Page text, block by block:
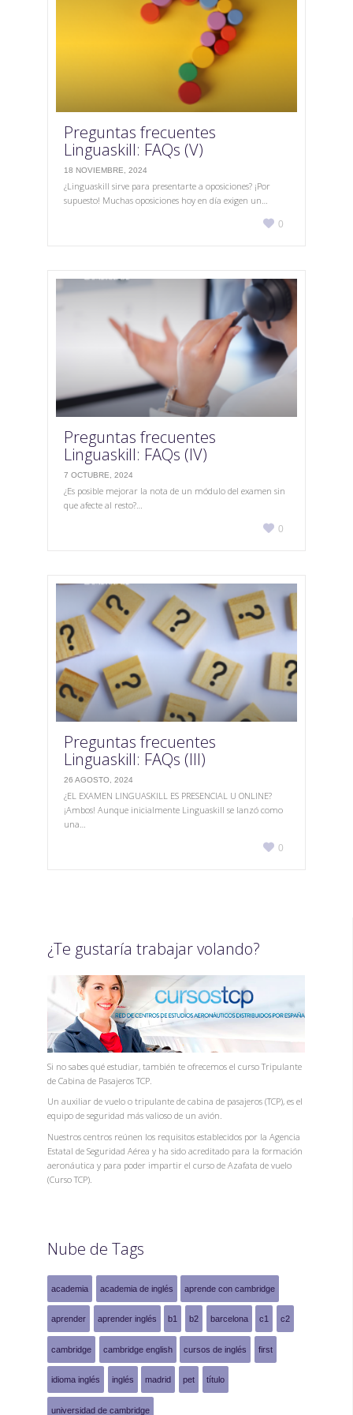
Preguntas frecuentes
Linguaskill: FAQs (V)
18 NOVIEMBRE, 2024
¿Linguaskill sirve para presentarte a oposiciones? ¡Por
supuesto! Muchas oposiciones hoy en día exigen un…
Love
0
Preguntas frecuentes
Linguaskill: FAQs (IV)
7 OCTUBRE, 2024
¿Es posible mejorar la nota de un módulo del examen sin
que afecte al resto?…
Love
0
Preguntas frecuentes
Linguaskill: FAQs (III)
26 AGOSTO, 2024
¿EL EXAMEN LINGUASKILL ES PRESENCIAL U ONLINE?
¡Ambos! Aunque inicialmente Linguaskill se lanzó como
una…
Love
0
¿Te gustaría trabajar volando?
Si no sabes qué estudiar, también te ofrecemos el curso Tripulante
de Cabina de Pasajeros TCP.
Un auxiliar de vuelo o tripulante de cabina de pasajeros (TCP), es el
equipo de seguridad más valioso de un avión.
Nuestros centros reúnen los requisitos establecidos por la Agencia
Estatal de Seguridad Aérea y ha sido acreditado para la formación
aeronáutica y para poder impartir el curso de Azafata de vuelo
(Curso TCP).
Nube de Tags
academia academia de inglés aprende con cambridge
aprender aprender inglés b1 b2 barcelona c1 c2
cambridge cambridge english cursos de inglés first
idioma inglés inglés madrid pet título
universidad de cambridge